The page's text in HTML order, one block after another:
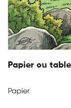
Papier ou
Papier